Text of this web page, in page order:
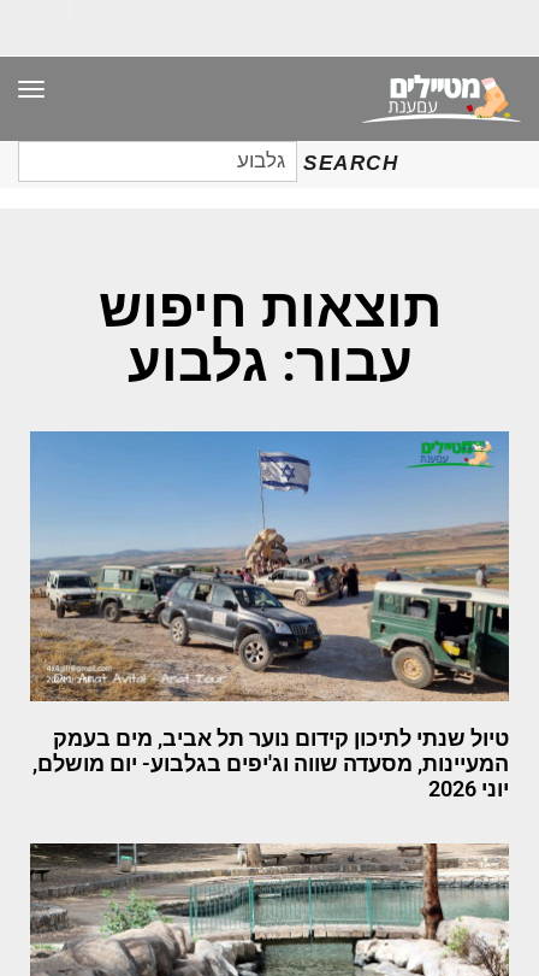
SEARCH
חיפוש
עבור:
תוצאות חיפוש
עבור: גלבוע
טיול שנתי לתיכון קידום נוער תל אביב, מים בעמק
המעיינות, מסעדה שווה וג'יפים בגלבוע- יום מושלם,
יוני 2026